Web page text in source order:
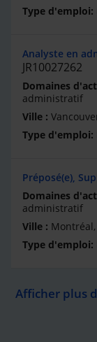
Analyste en
JR10027262
administratif
Préposé(e),
administratif
Afficher plus